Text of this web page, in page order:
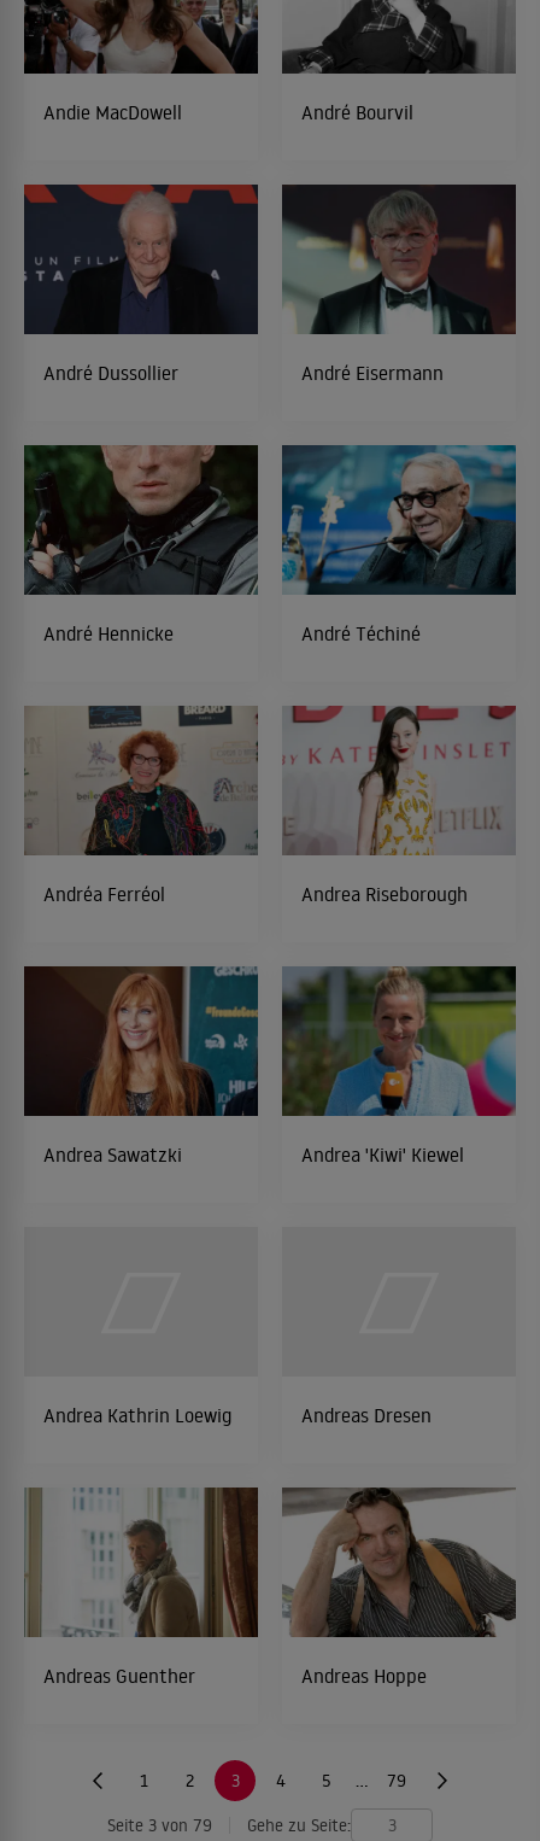
Andie MacDowell André Bourvil
André Dussollier André Eisermann
André Hennicke André Téchiné
Andréa Ferréol Andrea Riseborough
Andrea Sawatzki Andrea 'Kiwi' Kiewel
Andrea Kathrin Loewig Andreas Dresen
Andreas Guenther Andreas Hoppe
1 2 3 4 5 … 79
Seite 3 von 79 Gehe zu Seite: